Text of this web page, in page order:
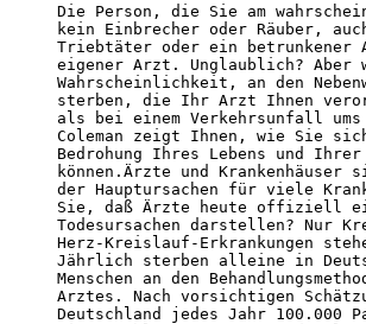
Die Person, die Sie am
kein Einbrecher oder Räuber,
Triebtäter oder ein
eigener Arzt. Unglaublich? Aber
Wahrscheinlichkeit, an den
sterben, die Ihr Arzt Ihnen
als bei einem Verkehrsunfall ums
Coleman zeigt Ihnen, wie Sie
Bedrohung Ihres Lebens und
können.Ärzte und
der Hauptursachen für viele
Sie, daß Ärzte heute offiziell
Todesursachen darstellen? Nur
Herz-Kreislauf-Erkrankungen
Jährlich sterben alleine in
Menschen an den
Arztes. Nach vorsichtigen
Deutschland jedes Jahr 100.000